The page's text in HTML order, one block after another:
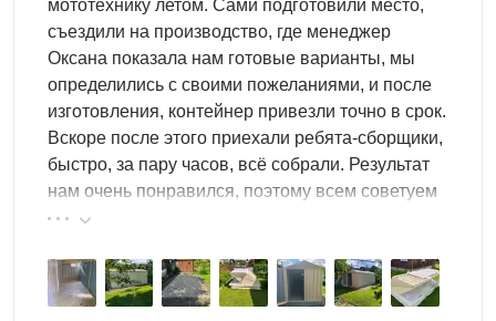
Контейнер для хранения не требует усиленной
конструкции. Но, если вы захотите использовать
конструкцию для хранения мототехники, лучше сразу
заказатьхозблок с дополнительными ребрами
жесткости.
От длины корпуса напрямую зависит место для
хранения. В блок-контейнере можно расположить все,
любой инвентарь
мототехнику летом. Сами подготовили место,
съездили на производство, где менеджер
Оксана показала нам готовые варианты, мы
определились с своими пожеланиями, и после
изготовления, контейнер привезли точно в срок.
Вскоре после этого приехали ребята-сборщики,
быстро, за пару часов, всё собрали. Результат
нам очень понравился, поэтому всем советуем
эту фирму.